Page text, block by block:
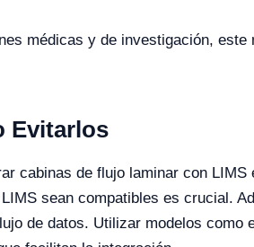
médicas y de investigación,
Evitarlos
cabinas de flujo laminar con
sean compatibles es crucial.
de datos. Utilizar modelos como